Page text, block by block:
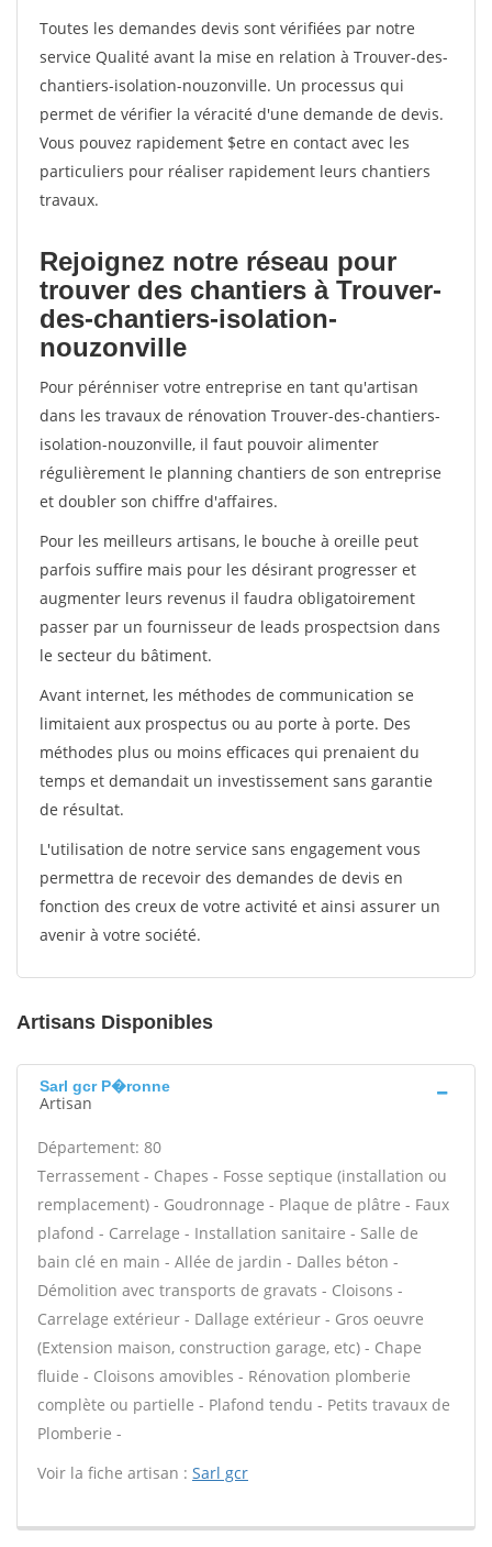
Toutes les demandes devis sont vérifiées par notre
service Qualité avant la mise en relation à Trouver-des-
chantiers-isolation-nouzonville. Un processus qui
permet de vérifier la véracité d'une demande de devis.
Vous pouvez rapidement $etre en contact avec les
particuliers pour réaliser rapidement leurs chantiers
travaux.
Rejoignez notre réseau pour
trouver des chantiers à Trouver-
des-chantiers-isolation-
nouzonville
Pour pérénniser votre entreprise en tant qu'artisan
dans les travaux de rénovation Trouver-des-chantiers-
isolation-nouzonville, il faut pouvoir alimenter
régulièrement le planning chantiers de son entreprise
et doubler son chiffre d'affaires.
Pour les meilleurs artisans, le bouche à oreille peut
parfois suffire mais pour les désirant progresser et
augmenter leurs revenus il faudra obligatoirement
passer par un fournisseur de leads prospectsion dans
le secteur du bâtiment.
Avant internet, les méthodes de communication se
limitaient aux prospectus ou au porte à porte. Des
méthodes plus ou moins efficaces qui prenaient du
temps et demandait un investissement sans garantie
de résultat.
L'utilisation de notre service sans engagement vous
permettra de recevoir des demandes de devis en
fonction des creux de votre activité et ainsi assurer un
avenir à votre société.
Artisans Disponibles
Sarl gcr P�ronne
Artisan
Département: 80
Terrassement - Chapes - Fosse septique (installation ou
remplacement) - Goudronnage - Plaque de plâtre - Faux
plafond - Carrelage - Installation sanitaire - Salle de
bain clé en main - Allée de jardin - Dalles béton -
Démolition avec transports de gravats - Cloisons -
Carrelage extérieur - Dallage extérieur - Gros oeuvre
(Extension maison, construction garage, etc) - Chape
fluide - Cloisons amovibles - Rénovation plomberie
complète ou partielle - Plafond tendu - Petits travaux de
Plomberie -
Voir la fiche artisan : Sarl gcr